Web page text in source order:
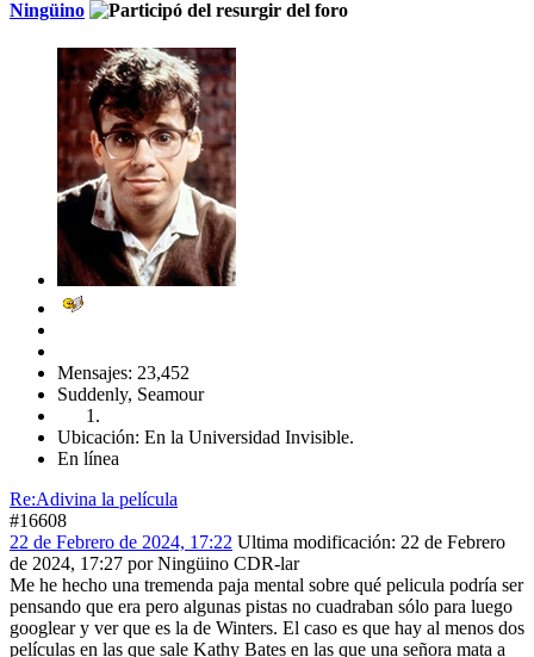
Ningüino
Mensajes: 23,452
Suddenly, Seamour
Ubicación: En la Universidad Invisible.
En línea
Re:Adivina la película
#16608
22 de Febrero de 2024, 17:22 Ultima modificación: 22 de Febrero
de 2024, 17:27 por Ningüino CDR-lar
Me he hecho una tremenda paja mental sobre qué pelicula podría ser
pensando que era pero algunas pistas no cuadraban sólo para luego
googlear y ver que es la de Winters. El caso es que hay al menos dos
películas en las que sale Kathy Bates en las que una señora mata a